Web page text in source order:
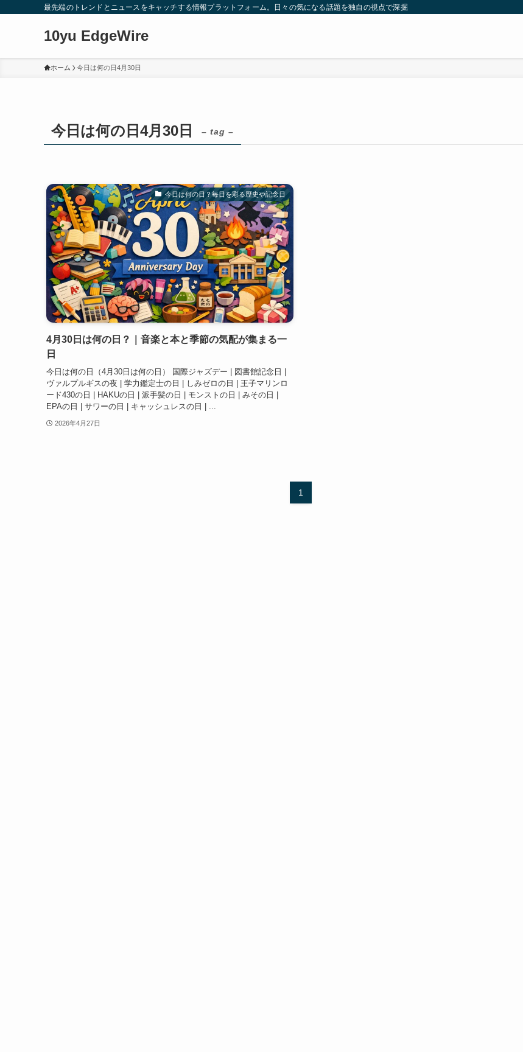
最先端のトレンドとニュースをキャッチする情報プラットフォーム。日々の気になる話題を独自の視点で深掘りしたコンテンツをお届けします。
10yu EdgeWire
ホーム 今日は何の日4月30日
今日は何の日4月30日 – tag –
今日は何の日？毎日を彩る歴史や記念日
4月30日は何の日？｜音楽と本と季節の気配が集まる一
日
今日は何の日（4月30日は何の日） 国際ジャズデー | 図書館記念日 |
ヴァルプルギスの夜 | 学力鑑定士の日 | しみゼロの日 | 王子マリンロ
ード430の日 | HAKUの日 | 派手髪の日 | モンストの日 | みその日 |
EPAの日 | サワーの日 | キャッシュレスの日 | ...
2026年4月27日
1